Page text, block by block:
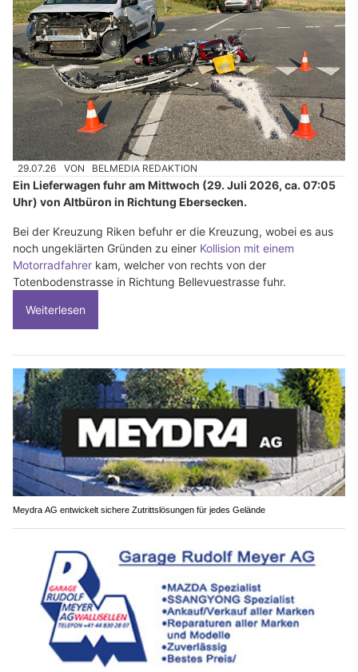
29.07.26 VON BELMEDIA REDAKTION
Ein Lieferwagen fuhr am Mittwoch (29. Juli 2026, ca. 07:05
Uhr) von Altbüron in Richtung Ebersecken.
Bei der Kreuzung Riken befuhr er die Kreuzung, wobei es aus
noch ungeklärten Gründen zu einer Kollision mit einem
Motorradfahrer kam, welcher von rechts von der
Totenbodenstrasse in Richtung Bellevuestrasse fuhr.
Weiterlesen
Meydra AG entwickelt sichere Zutrittslösungen für jedes Gelände